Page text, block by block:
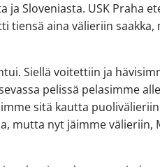
ja Sloveniasta. USK Praha
tiensä aina välieriin saakka,
Siellä voitettiin ja
pelissä pelasimme
sitä kautta
mutta nyt jäimme välieriin,